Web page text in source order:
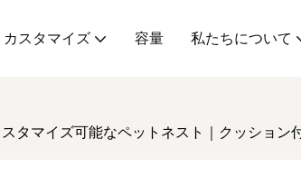
カスタマイズ 容量 私たちについて
タマイズ可能なペットネスト｜クッション